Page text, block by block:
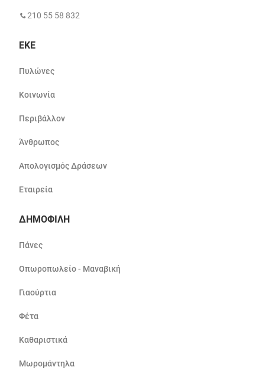
210 55 58 832
ΕΚΕ
Πυλώνες
Κοινωνία
Περιβάλλον
Άνθρωπος
Απολογισμός Δράσεων
Εταιρεία
ΔΗΜΟΦΙΛΗ
Πάνες
Οπωροπωλείο - Μαναβική
Γιαούρτια
Φέτα
Καθαριστικά
Μωρομάντηλα